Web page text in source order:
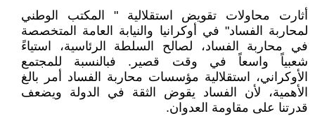
أثارت محاولات تقويض استقلالية " المكتب الوطني
لمحاربة الفساد" في أوكرانيا والنيابة العامة المتخصصة
في محاربة الفساد، لصالح السلطة الرئاسية، استياءً
شعبياً واسعاً في وقت قصير. فبالنسبة للمجتمع
الأوكراني، استقلالية مؤسسات محاربة الفساد أمر بالغ
الأهمية، لأن الفساد يقوض الثقة في الدولة ويضعف
قدرتنا على مقاومة العدوان.